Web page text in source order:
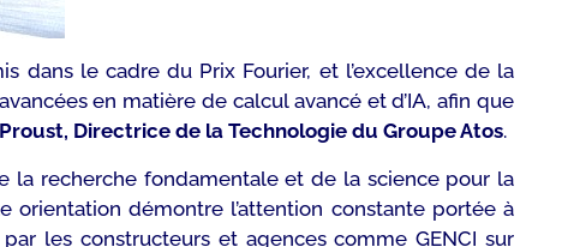
dans le cadre du Prix Fourier, et l’excellence de la
en matière de calcul avancé et d’IA, afin que
Directrice de la Technologie du Groupe Atos.
la recherche fondamentale et de la science pour la
orientation démontre l’attention constante portée à
les constructeurs et agences comme GENCI sur